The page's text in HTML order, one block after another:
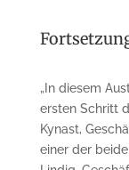
„In diesem
ersten Schritt
Kynast,
einer der